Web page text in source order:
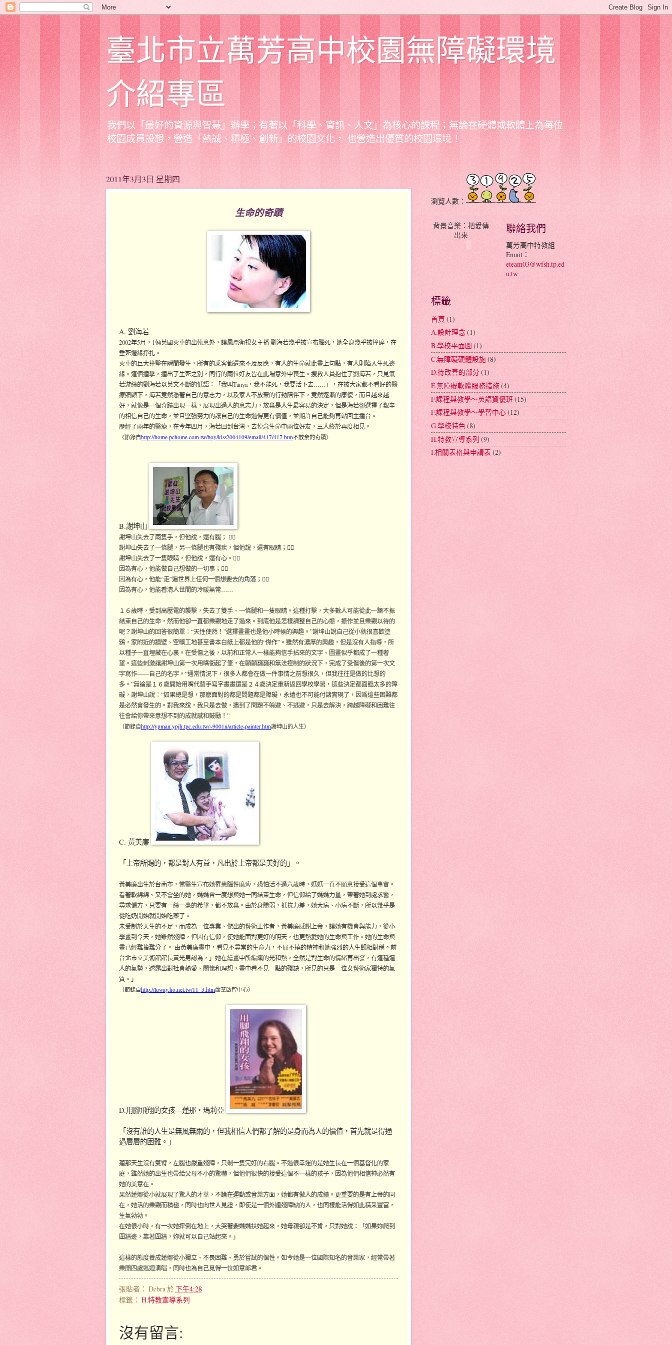
臺北市立萬芳高中校園無障礙環境
介紹專區
我們以「最好的資源與智慧」辦學；有著以「科學、資訊、人文」為核心的課程；無論在硬體或軟體上為每位
校園成員設想，營造「熱誠、積極、創新」的校園文化， 也營造出優質的校園環境！
2011年3月3日 星期四
生命的奇蹟
A. 劉海若
2002年5月，1輛英國火車的出軌意外，讓鳳凰衛視女主播 劉海若幾乎被宣布腦死，她全身幾乎被撞碎，在
垂死邊緣掙扎。
火車的巨大撞擊在瞬間發生，所有的乘客都還來不及反應，有人的生命就此畫上句點，有人則陷入生死邊
緣。這個撞擊，撞出了生死之別，同行的兩位好友皆在此場意外中喪生。搜救人員抱住了劉海若，只見氣
若游絲的劉海若以英文不斷的低語：「我叫Tanya，我不能死，我要活下去……」，在被大家都不看好的醫
療照顧下，海若竟然憑著自己的意志力，以及家人不放棄的行動陪伴下，竟然逐漸的康復，而且越來越
好，就像是一個奇蹟出現一樣，展現出過人的意志力，放棄是人生最容易的決定，但是海若卻選擇了艱辛
的相信自己的生命，並且堅強努力的讓自己的生命過得更有價值，並期許自己能夠再站回主播台。
歷經了兩年的醫療，在今年四月，海若回到台灣，去悼念生命中兩位好友，三人終於再度相見。
〈節錄自http://home.pchome.com.tw/boy/kiss2004109/email/417/417.htm不放棄的奇蹟〉
B.謝坤山
謝坤山失去了兩隻手，但他說，還有腿； 
謝坤山失去了一條腿，另一條腿也有殘疾，但他說，還有眼睛；
謝坤山失去了一隻眼睛，但他說，還有心。
因為有心，他能做自己想做的一切事；
因為有心，他能“走”遍世界上任何一個想要去的角落；
因為有心，他能看清人世間的冷暖無常……
１６歲時，受到高壓電的襲擊，失去了雙手、一條腿和一隻眼睛。這種打擊，大多數人可能從此一蹶不振
結束自己的生命，然而他卻一直都樂觀地走了過來。到底他是怎樣調整自己的心態，振作並且樂觀以待的
呢？謝坤山的回答很簡單：“天性使然！”選擇畫畫也是他小時候的興趣。”謝坤山說自己從小就很喜歡塗
鴉，家附近的牆壁、空曠工地甚至書本白紙上都是他的“傑作”。雖然有濃厚的興趣，但是沒有人指導，所
以種子一直埋藏在心裏。在受傷之後，以前和正常人一樣能夠信手拈來的文字、圖畫似乎都成了一種奢
望。這些刺激讓謝坤山第一次用嘴銜起了筆，在顫顫巍巍和無法控制的狀況下，完成了受傷後的第一次文
字寫作——自己的名字。“通常情況下，很多人都會在做一件事情之前想很久，但我往往是做的比想的
多。”無論是１６歲開始用嘴代替手寫字畫畫還是２４歲決定重新返回學校學習，這些決定都面臨太多的障
礙，謝坤山說：“如果總是想，那麽面對的都是問題都是障礙，永遠也不可能付諸實現了，因爲這些困難都
是必然會發生的。對我來說，我只是去做，遇到了問題不躲避、不逃避，只是去解決，跨越障礙和困難往
往會給你帶來意想不到的成就感和鼓勵！”
（節錄自http://ypman.ypjh.tpc.edu.tw/~9001n/article-painter.htm謝坤山的人生）
C. 黃美廉
「上帝所賜的，都是對人有益，凡出於上帝都是美好的」。
黃美廉出生於台南市，當醫生宣布她罹患腦性麻痺，恐怕活不過六歲時，媽媽一直不願意接受這個事實。
看著軟綿綿、又不會坐的她，媽媽曾一度想與她一同結束生命，但信仰給了媽媽力量，帶著她到處求醫，
尋求偏方，只要有一絲一毫的希望，都不放棄。由於身體弱，抵抗力差，她大病、小病不斷，所以幾乎是
從吃奶開始就開始吃藥了。
未受制於天生的不足，而成為一位專業、傑出的藝術工作者，黃美廉感謝上帝，讓她有機會與能力，從小
學畫到今天，她雖然殘障，但因有信仰，使她能面對更好的明天，也更熱愛她的生命與工作。她的生命與
畫已經難捨難分了。 由黃美廉畫中，看見不尋常的生命力，不屈不撓的精神和她強烈的人生觀相對稱。前
台北市立美術館館長黃光男認為，」她在繪畫中所編織的光和熱，全然是對生命的情緒再出發，有這種逼
人的氣勢，透露出對社會熱愛、關懷和理想，畫中看不見一點的殘缺，所見的只是一位女藝術家獨特的氣
質。」
（節錄自http://luway.ho.net.tw/11_3.htm蘆葦啟智中心）
D.用腳飛翔的女孩—蓮那‧瑪莉亞
「沒有誰的人生是無風無雨的，但我相信人們都了解的是身而為人的價值，首先就是得通
過層層的困難。」
蓮那天生沒有雙臂，左腿也嚴重殘障，只剩一隻完好的右腿。不過很幸運的是她生長在一個基督化的家
庭，雖然她的出生也帶給父母不小的驚嚇，但他們很快的接受這個不一樣的孩子，因為他們相信神必然有
她的美意在。
果然蓮娜從小就展現了驚人的才華，不論在運動或音樂方面，她都有傲人的成績。更重要的是有上帝的同
在，她活的樂觀而積極，同時也向世人見證，即使是一個外體殘障缺的人，也同樣能活得如此精采豐富，
生氣勃勃。
在她很小時，有一次她摔倒在地上，大哭著要媽媽扶她起來，她母親卻是不肯，只對她說：「如果妳爬到
圍牆邊，靠著圍牆，妳就可以自己站起來。」
這樣的態度養成蓮娜從小獨立、不畏困難、勇於嘗試的個性。如今她是一位國際知名的音樂家，經常帶著
樂團四處巡迴演唱，同時也為自己覓得一位如意郎君。
張貼者： Debra 於 下午4:28
標籤： H.特教宣導系列
沒有留言:
瀏覽人數：
背景音樂：把愛傳
出來
聯絡我們
萬芳高中特教組
Email：
eteam03@wfsh.tp.ed
u.tw
標籤
首頁 (1)
A.設計理念 (1)
B.學校平面圖 (1)
C.無障礙硬體設施(8)
D.待改善的部分(1)
E.無障礙軟體服務措施(4)
F.課程與教學～英語資優班 (15)
F.課程與教學～學習中心(12)
G.學校特色(8)
H.特教宣導系列 (9)
I.相關表格與申請表 (2)